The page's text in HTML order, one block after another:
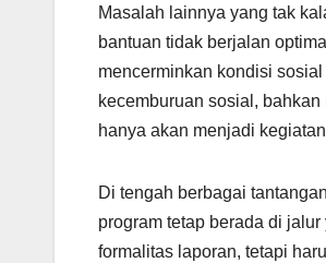
Masalah lainnya yang tak
bantuan tidak berjalan
mencerminkan kondisi
kecemburuan sosial,
hanya akan menjadi
Di tengah berbagai
program tetap berada di
formalitas laporan, tetapi